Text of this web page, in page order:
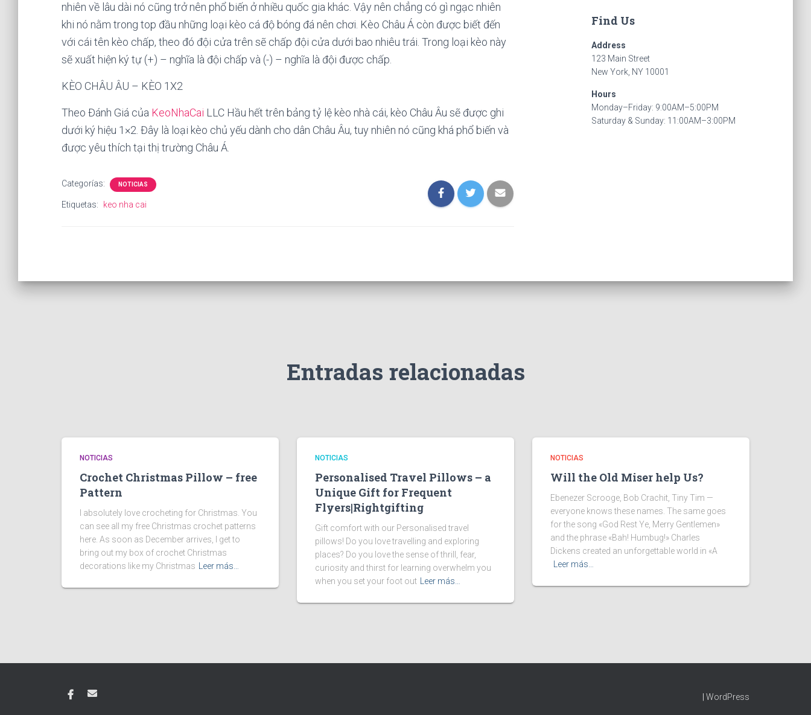
nhiên về lâu dài nó cũng trở nên phổ biến ở nhiều quốc gia khác. Vậy nên chẳng có gì ngạc nhiên
khi nó nằm trong top đầu những loại kèo cá độ bóng đá nên chơi. Kèo Châu Á còn được biết đến
với cái tên kèo chấp, theo đó đội cửa trên sẽ chấp đội cửa dưới bao nhiêu trái. Trong loại kèo này
sẽ xuất hiện ký tự (+) – nghĩa là đội chấp và (-) – nghĩa là đội được chấp.
KÈO CHÂU ÂU – KÈO 1X2
Theo Đánh Giá của KeoNhaCai LLC Hầu hết trên bảng tỷ lệ kèo nhà cái, kèo Châu Âu sẽ được ghi
dưới ký hiệu 1×2. Đây là loại kèo chủ yếu dành cho dân Châu Âu, tuy nhiên nó cũng khá phổ biến và
được yêu thích tại thị trường Châu Á.
Categorías: NOTICIAS
Etiquetas: keo nha cai
Find Us
Address
123 Main Street
New York, NY 10001
Hours
Monday–Friday: 9:00AM–5:00PM
Saturday & Sunday: 11:00AM–3:00PM
Entradas relacionadas
NOTICIAS
Crochet Christmas Pillow – free
Pattern
I absolutely love crocheting for Christmas. You
can see all my free Christmas crochet patterns
here. As soon as December arrives, I get to
bring out my box of crochet Christmas
decorations like my Christmas
Leer más…
NOTICIAS
Personalised Travel Pillows – a
Unique Gift for Frequent
Flyers|Rightgifting
Gift comfort with our Personalised travel
pillows! Do you love travelling and exploring
places? Do you love the sense of thrill, fear,
curiosity and thirst for learning overwhelm you
when you set your foot out
Leer más…
NOTICIAS
Will the Old Miser help Us?
Ebenezer Scrooge, Bob Crachit, Tiny Tim —
everyone knows these names. The same goes
for the song «God Rest Ye, Merry Gentlemen»
and the phrase «Bah! Humbug!» Charles
Dickens created an unforgettable world in «A
Leer más…
WordPress